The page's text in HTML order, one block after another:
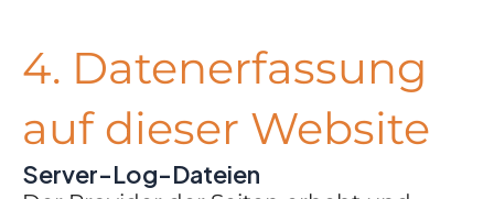
4. Datenerfassung
auf dieser Website
Server-Log-Dateien